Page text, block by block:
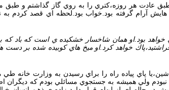
هر روزه،كتري را به روي گاز گذاشتم و طبق
گرفته بود.خواب بود.لحظه اي قصد كردم به
خواهد بود.او همان شاخسار خشكيده ي است كه باد
خواهد كرد.او ميخ هاي كوبيده شده بر دست
پاي پياده راه را براي رسيدن به وزارت خانه
نبودم ولي هميشه به جستجوي مسائلي بودم كه ديگران